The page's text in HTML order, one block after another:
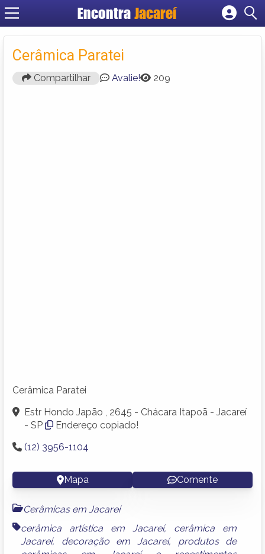
Encontra Jacareí
Cadastrar empresa
Criar conta
Cerâmica Paratei
Compartilhar Avalie! 209
Cerâmica Paratei
Estr Hondo Japão , 2645 - Chácara Itapoã - Jacareí
- SP
Endereço copiado!
(12) 3956-1104
Mapa Comente
Cerâmicas em Jacareí
cerâmica artística em Jacareí, cerâmica em
Jacareí, decoração em Jacareí, produtos de